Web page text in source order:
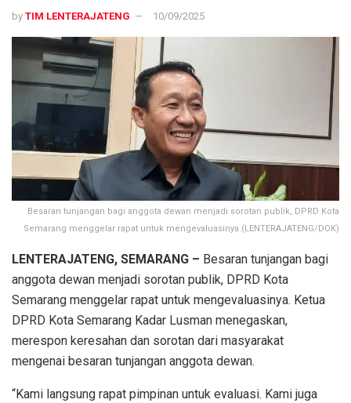
by TIM LENTERAJATENG 10/09/2025
Besaran tunjangan bagi anggota dewan menjadi sorotan publik, DPRD Kota
Semarang menggelar rapat untuk mengevaluasinya.(LENTERAJATENG/DOK)
LENTERAJATENG, SEMARANG – Besaran tunjangan bagi
anggota dewan menjadi sorotan publik, DPRD Kota
Semarang menggelar rapat untuk mengevaluasinya. Ketua
DPRD Kota Semarang Kadar Lusman menegaskan,
merespon keresahan dan sorotan dari masyarakat
mengenai besaran tunjangan anggota dewan.
“Kami langsung rapat pimpinan untuk evaluasi. Kami juga